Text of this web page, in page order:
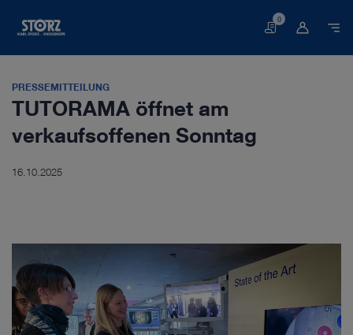
Warenkorb
0
PRESSEMITTEILUNG
TUTORAMA öffnet am
verkaufsoffenen Sonntag
16.10.2025